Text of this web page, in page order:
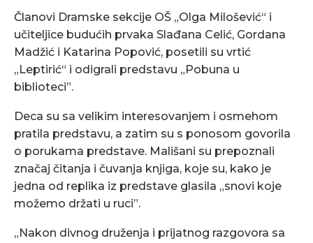
Članovi Dramske sekcije OŠ „Olga Milošević“ i
učiteljice budućih prvaka Slađana Celić, Gordana
Madžić i Katarina Popović, posetili su vrtić
„Leptirić“ i odigrali predstavu „Pobuna u
biblioteci”.
Deca su sa velikim interesovanjem i osmehom
pratila predstavu, a zatim su s ponosom govorila
o porukama predstave. Mališani su prepoznali
značaj čitanja i čuvanja knjiga, koje su, kako je
jedna od replika iz predstave glasila „snovi koje
možemo držati u ruci”.
„Nakon divnog druženja i prijatnog razgovora sa